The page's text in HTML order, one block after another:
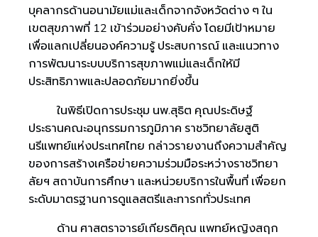
บุคลากรด้านอนามัยแม่และเด็กจากจังหวัดต่าง ๆ ใน
เขตสุขภาพที่ 12 เข้าร่วมอย่างคับคั่ง โดยมีเป้าหมาย
เพื่อแลกเปลี่ยนองค์ความรู้ ประสบการณ์ และแนวทาง
การพัฒนาระบบบริการสุขภาพแม่และเด็กให้มี
ประสิทธิภาพและปลอดภัยมากยิ่งขึ้น
ในพิธีเปิดการประชุม นพ.สุธิต คุณประดิษฐ์
ประธานคณะอนุกรรมการภูมิภาค ราชวิทยาลัยสูติ
นรีแพทย์แห่งประเทศไทย กล่าวรายงานถึงความสำคัญ
ของการสร้างเครือข่ายความร่วมมือระหว่างราชวิทยา
ลัยฯ สถาบันการศึกษา และหน่วยบริการในพื้นที่ เพื่อยก
ระดับมาตรฐานการดูแลสตรีและทารกทั่วประเทศ
ด้าน ศาสตราจารย์เกียรติคุณ แพทย์หญิงสฤก